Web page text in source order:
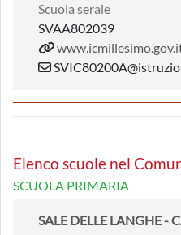
Scuola serale
SVAA802039
Elenco scuole nel
SCUOLA PRIMARIA
SALE DELLE LANGHE -